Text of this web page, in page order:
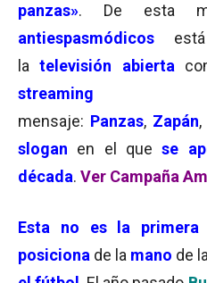
panzas». De esta
antiespasmódicos
la televisión abierta
streaming
mensaje: Panzas, Zapán,
slogan en el quese
década. Ver Campaña
Esta no es la primera
posiciona de la mano de la